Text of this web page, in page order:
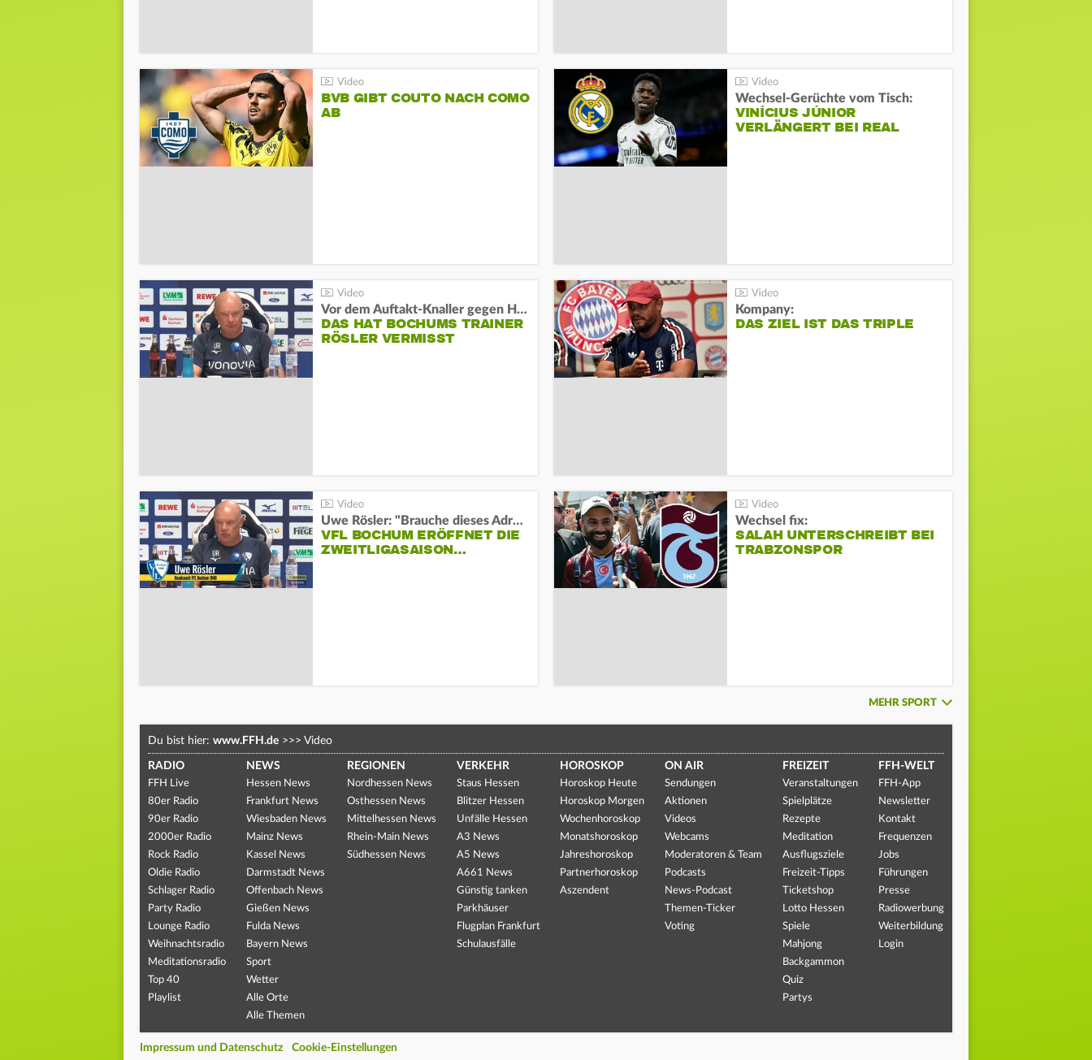
BVB GIBT COUTO NACH COMO
AB
Wechsel-Gerüchte vom Tisch:
VINÍCIUS JÚNIOR
VERLÄNGERT BEI REAL
Vor dem Auftakt-Knaller gegen Hertha:
DAS HAT BOCHUMS TRAINER
RÖSLER VERMISST
Kompany:
DAS ZIEL IST DAS TRIPLE
Uwe Rösler: "Brauche dieses Adrenalin"
VFL BOCHUM ERÖFFNET DIE
ZWEITLIGASAISON…
Wechsel fix:
SALAH UNTERSCHREIBT BEI
TRABZONSPOR
MEHR SPORT
Du bist hier: www.FFH.de >>> Video
RADIO
FFH Live
80er Radio
90er Radio
2000er Radio
Rock Radio
Oldie Radio
Schlager Radio
Party Radio
Lounge Radio
Weihnachtsradio
Meditationsradio
Top 40
Playlist
NEWS
Hessen News
Frankfurt News
Wiesbaden News
Mainz News
Kassel News
Darmstadt News
Offenbach News
Gießen News
Fulda News
Bayern News
Sport
Wetter
Alle Orte
Alle Themen
REGIONEN
Nordhessen News
Osthessen News
Mittelhessen News
Rhein-Main News
Südhessen News
VERKEHR
Staus Hessen
Blitzer Hessen
Unfälle Hessen
A3 News
A5 News
A661 News
Günstig tanken
Parkhäuser
Flugplan Frankfurt
Schulausfälle
HOROSKOP
Horoskop Heute
Horoskop Morgen
Wochenhoroskop
Monatshoroskop
Jahreshoroskop
Partnerhoroskop
Aszendent
ON AIR
Sendungen
Aktionen
Videos
Webcams
Moderatoren & Team
Podcasts
News-Podcast
Themen-Ticker
Voting
FREIZEIT
Veranstaltungen
Spielplätze
Rezepte
Meditation
Ausflugsziele
Freizeit-Tipps
Ticketshop
Lotto Hessen
Spiele
Mahjong
Backgammon
Quiz
Partys
FFH-WELT
FFH-App
Newsletter
Kontakt
Frequenzen
Jobs
Führungen
Presse
Radiowerbung
Weiterbildung
Login
Impressum und Datenschutz Cookie-Einstellungen